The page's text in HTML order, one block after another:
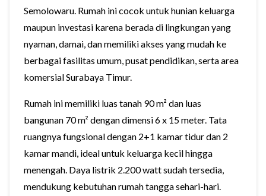
Semolowaru. Rumah ini cocok untuk hunian keluarga
maupun investasi karena berada di lingkungan yang
nyaman, damai, dan memiliki akses yang mudah ke
berbagai fasilitas umum, pusat pendidikan, serta area
komersial Surabaya Timur.
Rumah ini memiliki luas tanah 90 m² dan luas
bangunan 70 m² dengan dimensi 6 x 15 meter. Tata
ruangnya fungsional dengan 2+1 kamar tidur dan 2
kamar mandi, ideal untuk keluarga kecil hingga
menengah. Daya listrik 2.200 watt sudah tersedia,
mendukung kebutuhan rumah tangga sehari-hari.